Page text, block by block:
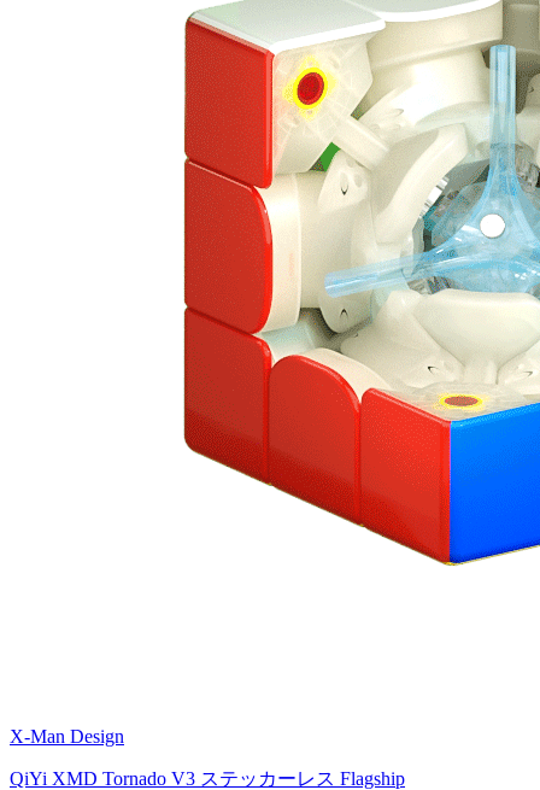
X-Man Design
QiYi XMD Tornado V3 ステッカーレス Flagship